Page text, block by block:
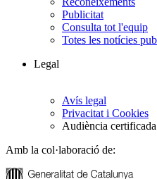
Publicitat
Consulta tot l'equip
Totes les notícies
Legal
Avís legal
Privacitat i Cookies
Audiència
Amb la col·laboració de: